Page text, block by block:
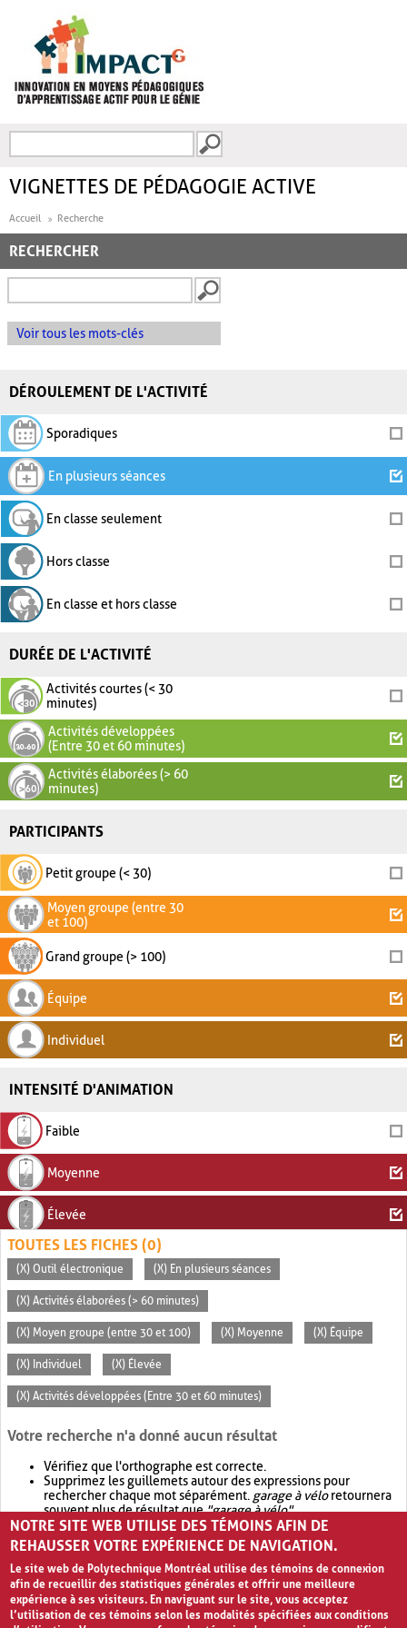
FORMULAIRE DE
VIGNETTES DE PÉDAGOGIE ACTIVE
Accueil Recherche
RECHERCHER
Voir tous les mots-clés
DÉROULEMENT DE L'ACTIVITÉ
Sporadiques
En plusieurs séances
En classe seulement
Hors classe
En classe et hors classe
DURÉE DE L'ACTIVITÉ
Activités courtes (< 30
minutes)
Activités développées
(Entre 30 et 60 minutes)
Activités élaborées (> 60
minutes)
PARTICIPANTS
Petit groupe (< 30)
Moyen groupe (entre 30
et 100)
Grand groupe (> 100)
Équipe
Individuel
INTENSITÉ D'ANIMATION
Faible
Moyenne
Élevée
TOUTES LES FICHES (0)
(X) Outil électronique (X) En plusieurs séances
(X) Activités élaborées (> 60 minutes)
(X) Moyen groupe (entre 30 et 100) (X) Moyenne (X) Équipe
(X) Individuel (X) Élevée
(X) Activités développées (Entre 30 et 60 minutes)
Votre recherche n'a donné aucun résultat
Vérifiez que l'orthographe est correcte.
Supprimez les guillemets autour des expressions pour
rechercher chaque mot séparément. garage à véloretournera
souvent plus de résultat que"garage à vélo".
Envisagez d'élargir votre recherche avec OR.garage OR vélo
retournera souvent plus de résultat quegarage à vélo
NOTRE SITE WEB UTILISE DES TÉMOINS AFIN DE
REHAUSSER VOTRE EXPÉRIENCE DE NAVIGATION.
Le site web de Polytechnique Montréal utilise des témoins de connexion
afin de recueillir des statistiques générales et offrir une meilleure
expérience à ses visiteurs. En naviguant sur le site, vous acceptez
l’utilisation de ces témoins selon les modalités spécifiées aux conditions